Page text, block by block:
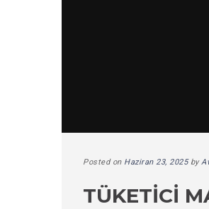
Posted on Haziran 23, 2025by
TÜKETICI